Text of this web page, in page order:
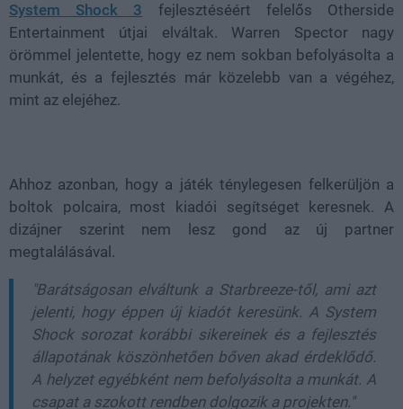
System Shock 3 fejlesztéséért felelős Otherside
Entertainment útjai elváltak. Warren Spector nagy
örömmel jelentette, hogy ez nem sokban befolyásolta a
munkát, és a fejlesztés már közelebb van a végéhez,
mint az elejéhez.
Ahhoz azonban, hogy a játék ténylegesen felkerüljön a
boltok polcaira, most kiadói segítséget keresnek. A
dizájner szerint nem lesz gond az új partner
megtalálásával.
"Barátságosan elváltunk a Starbreeze-től, ami azt
jelenti, hogy éppen új kiadót keresünk. A System
Shock sorozat korábbi sikereinek és a fejlesztés
állapotának köszönhetően bőven akad érdeklődő.
A helyzet egyébként nem befolyásolta a munkát. A
csapat a szokott rendben dolgozik a projekten."